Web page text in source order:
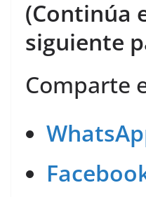
(Continúa
siguiente
Comparte